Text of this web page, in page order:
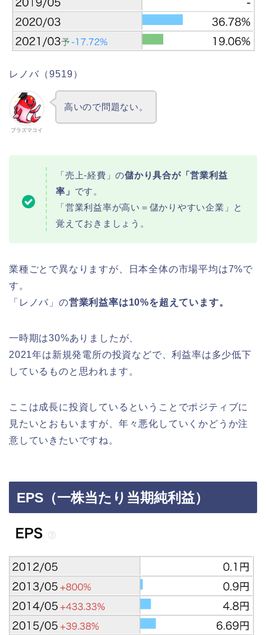
レノバ（9519）
プラズマコイ
高いので問題ない。
「売上-経費」の儲かり具合が「営業利益
率」 です。
「営業利益率が高い＝儲かりやすい企業」と
覚えておきましょう。
業種ごとで異なりますが、日本全体の市場平均は7%で
す。
「レノバ」の営業利益率は10%を超えています。
一時期は30%ありましたが、
2021年は新規発電所の投資などで、利益率は多少低下
しているものと思われます。
ここは成長に投資しているということでポジティブに
見たいとおもいますが、年々悪化していくかどうか注
意していきたいですね。
EPS（一株当たり当期純利益）